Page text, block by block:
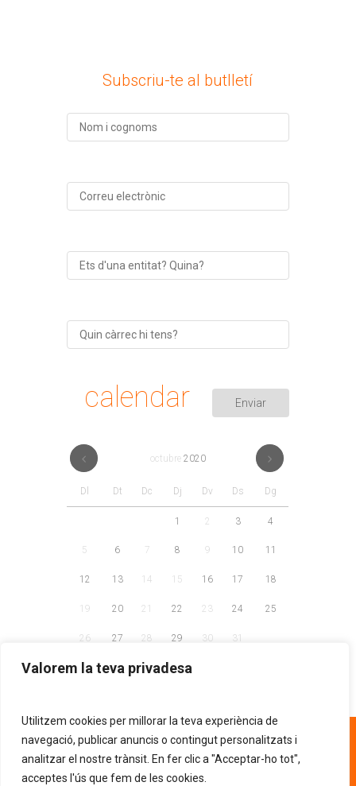
Valorem la teva privadesa
Utilitzem cookies per millorar la teva experiència de
navegació, publicar anuncis o contingut personalitzats i
analitzar el nostre trànsit. En fer clic a "Acceptar-ho tot",
acceptes l'ús que fem de les cookies.
Subscriu-te al butlletí
calendar
octubre 2020
Dl Dt Dc Dj Dv Ds Dg
1 2 3 4
5 6 7 8 9 10 11
12 13 14 15 16 17 18
19 20 21 22 23 24 25
26 27 28 29 30 31
93 268 81 30
AVÍS LEGAL POLÍTICA DE PRIVACITAT